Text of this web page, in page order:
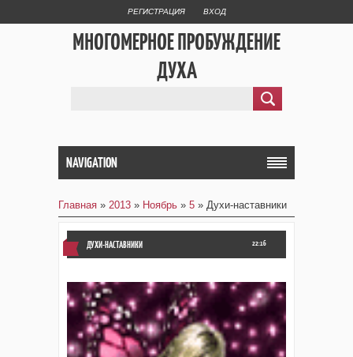
РЕГИСТРАЦИЯ ВХОД
МНОГОМЕРНОЕ ПРОБУЖДЕНИЕ
ДУХА
NAVIGATION
Главная » 2013 » Ноябрь » 5 » Духи-наставники
22:16
ДУХИ-НАСТАВНИКИ